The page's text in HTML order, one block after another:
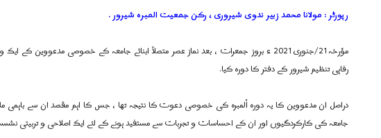
رپورٹر : مولانا محمد زبیر ندوی شیروری ، رکن جمعیت المبرہ شیرور .
مؤرخہ21/جنوری2021 ء بروز جمعرات ، بعد نماز عصر متصلاً ابنائے جامعہ کے خصوصی مدعووین
رفاہی تنظیم شیرور کے دفتر کا دورہ کیا.
دراصل ان مدعووین کا یہ دورہ ألمبرہ کی خصوصی دعوت کا نتیجہ تھا ، جس کا اہم مقصد ان سے باہمی
جامعہ کی کارکردگیوں اور ان کے احساسات و تجربات سے مستفید ہونے کے لئے ایک اصلاحی و تربیتی